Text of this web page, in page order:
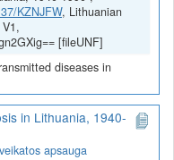
KZNJFW, Lithuanian
[fileUNF]
diseases in
in Lithuania, 1940-
apsauga